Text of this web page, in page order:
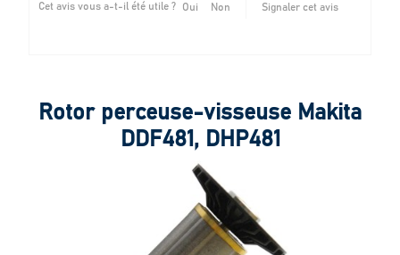
Cet avis vous a-t-il été utile ? Oui Non Signaler cet avis
Rotor perceuse-visseuse Makita
DDF481, DHP481